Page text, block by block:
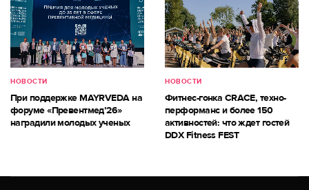
НОВОСТИ
При поддержке MAYRVEDA на
форуме «Превентмед’26»
наградили молодых ученых
НОВОСТИ
Фитнес-гонка CRACE, техно-
перформанс и более 150
активностей: что ждет гостей
DDX Fitness FEST